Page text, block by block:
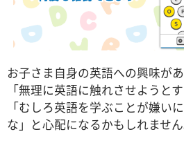
お子さま自身の英語への興味が
「無理に英語に触れさせようと
「むしろ英語を学ぶことが嫌い
な」と心配になるかもしれません